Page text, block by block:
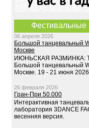
Фестивальные
06 апреля 2026
Большой танцевальный
Москве
ИЮНЬСКАЯ РАЗМИНКА:
Большой танцевальный
Москве. 19 - 21 июня
26 февраля 2026
Гран-При 50.000
Интерактивная
лаборатория 3DANCE
весенняя версия.